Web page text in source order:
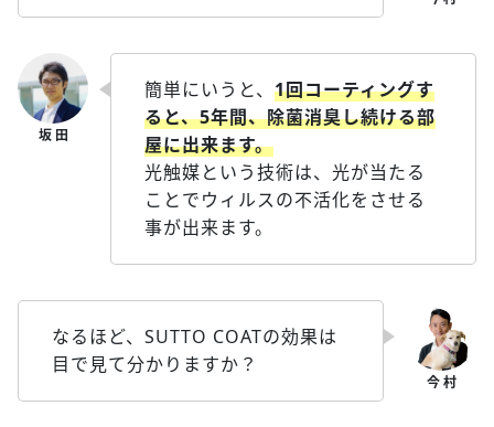
簡単にいうと、 1回コーティングす
ると、5年間、除菌消臭し続ける部
屋に出来ます。
光触媒という技術は、光が当たる
ことでウィルスの不活化をさせる
事が出来ます。
なるほど、SUTTO COATの効果は
目で見て分かりますか？